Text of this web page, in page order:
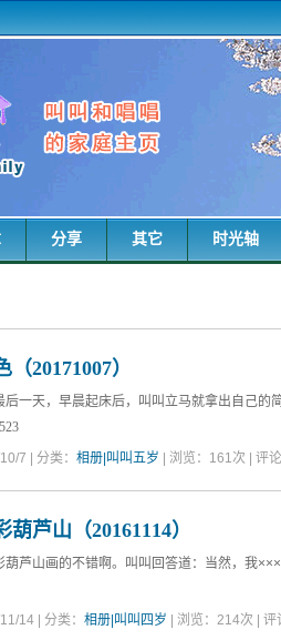
分享 其它 时光轴
20171007）
后一天，早晨起床后，叫叫立马就拿出自己的
7 | 分类： 相册|叫叫五岁 | 浏览： 161次 | 评
葫芦山（20161114）
葫芦山画的不错啊。叫叫回答道：当然，我×××
14 | 分类： 相册|叫叫四岁 | 浏览： 214次 | 评